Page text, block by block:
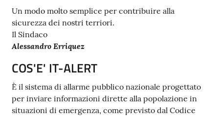
Un modo molto semplice per contribuire alla
sicurezza dei nostri terriori.
Il Sindaco
Alessandro Erriquez
COS'E' IT-ALERT
È il sistema di allarme pubblico nazionale progettato
per inviare informazioni dirette alla popolazione in
situazioni di emergenza, come previsto dal Codice